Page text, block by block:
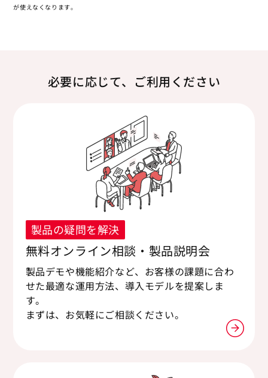
が使えなくなります。
必要に応じて、ご利用ください
製品の疑問を解決
無料オンライン相談・製品説明会
製品デモや機能紹介など、お客様の課題に合わ
せた最適な運用方法、導入モデルを提案しま
す。
まずは、お気軽にご相談ください。